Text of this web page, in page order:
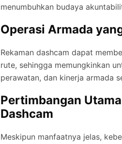
menumbuhkan budaya
Operasi Armada
Rekaman dashcam dapat
rute, sehingga memungkinkan
perawatan, dan kinerja armada
Pertimbangan
Dashcam
Meskipun manfaatnya jelas,